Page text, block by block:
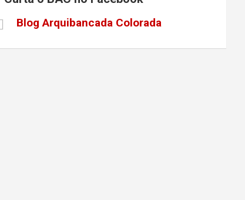
Blog Arquibancada Colorada